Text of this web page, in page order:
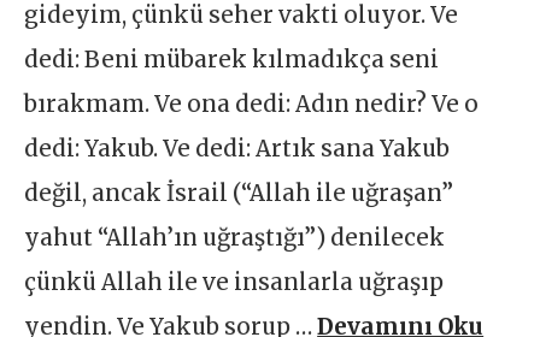
gideyim, çünkü seher vakti oluyor. Ve
dedi: Beni mübarek kılmadıkça seni
bırakmam. Ve ona dedi: Adın nedir? Ve o
dedi: Yakub. Ve dedi: Artık sana Yakub
değil, ancak İsrail (“Allah ile uğraşan”
yahut “Allah’ın uğraştığı”) denilecek
çünkü Allah ile ve insanlarla uğraşıp
yendin. Ve Yakub sorup …Devamını Oku